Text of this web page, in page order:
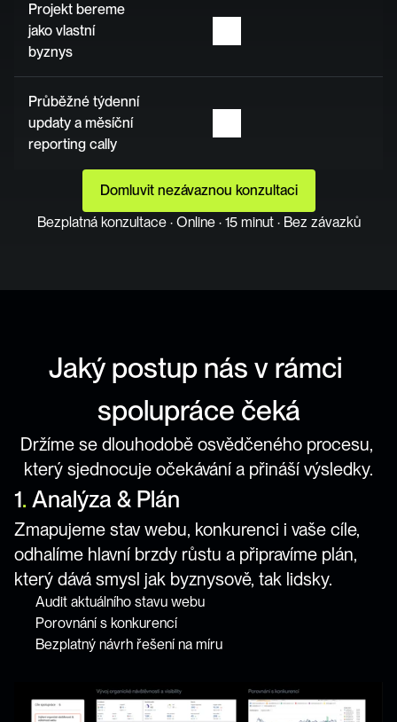
Projekt bereme
jako vlastní
byznys
Průběžné týdenní
updaty a měsíční
reporting cally
Domluvit nezávaznou konzultaci
Bezplatná konzultace · Online · 15 minut · Bez závazků
Jaký postup nás v rámci
spolupráce čeká
Držíme se dlouhodobě osvědčeného procesu,
který sjednocuje očekávání a přináší výsledky.
1. Analýza & Plán
Zmapujeme stav webu, konkurenci i vaše cíle,
odhalíme hlavní brzdy růstu a připravíme plán,
který dává smysl jak byznysově, tak lidsky.
Audit aktuálního stavu webu
Porovnání s konkurencí
Bezplatný návrh řešení na míru